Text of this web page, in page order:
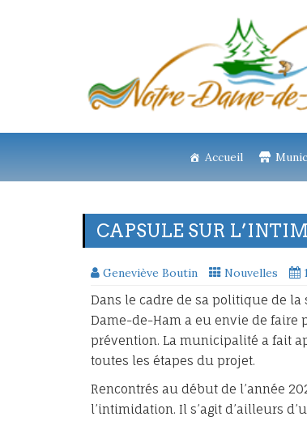
Accueil
CAPSULE SUR
Geneviève Boutin Nouvelles
Dans le cadre de sa politique de
Dame-de-Ham a eu envie de faire
prévention. La municipalité a fait
toutes les étapes du projet.
Rencontrés au début de l’année
l’intimidation. Il s’agit d’ailleurs